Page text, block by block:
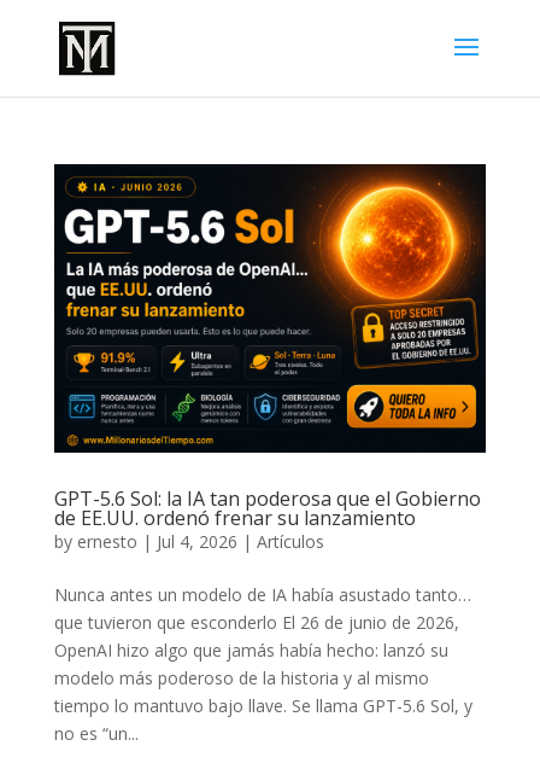
GPT-5.6 Sol: la IA tan poderosa que el Gobierno
de EE.UU. ordenó frenar su lanzamiento
by ernesto | Jul 4, 2026 | Artículos
Nunca antes un modelo de IA había asustado tanto…
que tuvieron que esconderlo El 26 de junio de 2026,
OpenAI hizo algo que jamás había hecho: lanzó su
modelo más poderoso de la historia y al mismo
tiempo lo mantuvo bajo llave. Se llama GPT-5.6 Sol, y
no es “un...